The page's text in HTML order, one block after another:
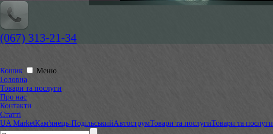
(067) 313-21-34
Кошик
Меню
Головна
Товари та послуги
Про нас
Контакти
Статті
UA MarketКам'янець-ПодільськийАвтострумТовари та послугиТовари та послуги